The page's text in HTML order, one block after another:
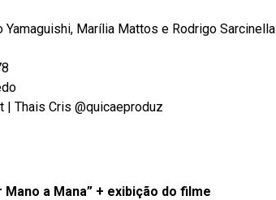
Marília Mattos e Rodrigo Sarcinella
| Thais Cris @quicaeproduz
a Mana” + exibição do filme